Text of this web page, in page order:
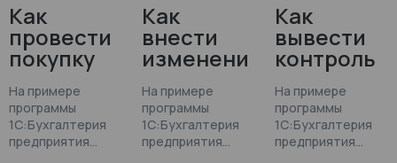
Как
провести
покупку
на
маркетпл
ейсе в
1С:Бухгалт
На примере
программы
1С:Бухгалтерия
предприятия
Как
внести
изменени
я сразу по
всем
товарам в
«Отчете о
На примере
программы
1С:Бухгалтерия
предприятия
Как
вывести
контроль
планируе
мых и
фактическ
их
На примере
программы
1С:Бухгалтерия
предприятия